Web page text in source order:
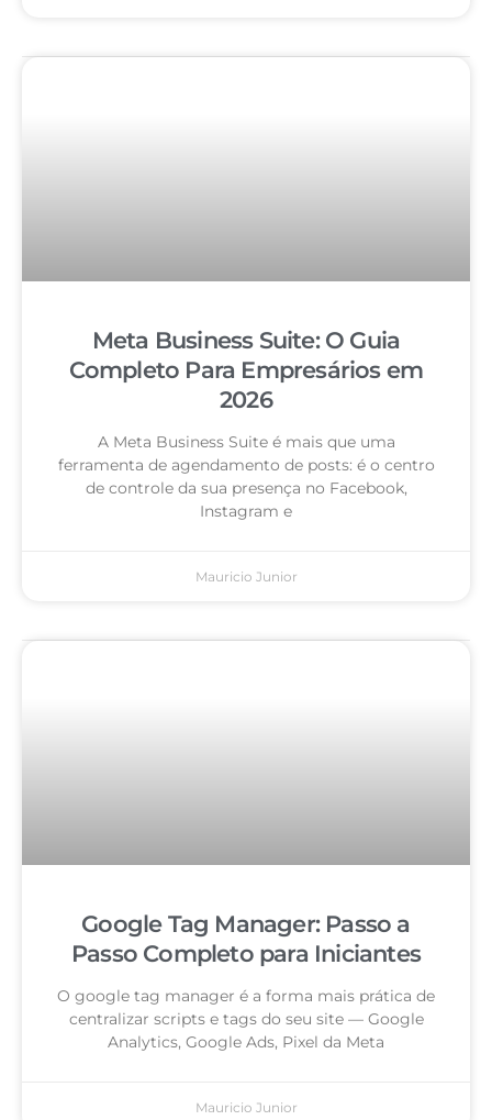
Meta Business Suite: O Guia
Completo Para Empresários em
2026
A Meta Business Suite é mais que uma
ferramenta de agendamento de posts: é o centro
de controle da sua presença no Facebook,
Instagram e
Mauricio Junior
Google Tag Manager: Passo a
Passo Completo para Iniciantes
O google tag manager é a forma mais prática de
centralizar scripts e tags do seu site — Google
Analytics, Google Ads, Pixel da Meta
Mauricio Junior